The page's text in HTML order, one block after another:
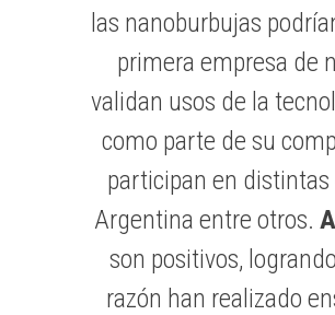
las nanoburbujas
primera empresa de
validan usos de la
como parte de su
participan en distintas
Argentina entre otros.
son positivos,
razón han realizado